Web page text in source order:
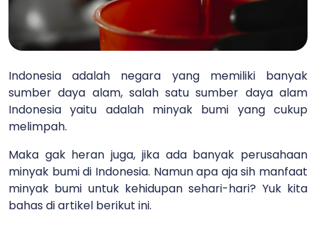
Indonesia adalah negara yang memiliki banyak
sumber daya alam, salah satu sumber daya alam
Indonesia yaitu adalah minyak bumi yang cukup
melimpah.
Maka gak heran juga, jika ada banyak perusahaan
minyak bumi di Indonesia. Namun apa aja sih manfaat
minyak bumi untuk kehidupan sehari-hari? Yuk kita
bahas di artikel berikut ini.